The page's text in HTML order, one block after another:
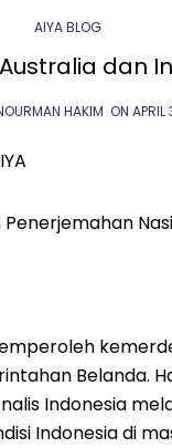
AIYA BLOG
dan
HAKIM ON APRIL
Belanda.
Indonesia
Indonesia di